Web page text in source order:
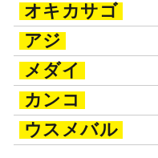
オキカサゴ
アジ
メダイ
カンコ
ウスメバル